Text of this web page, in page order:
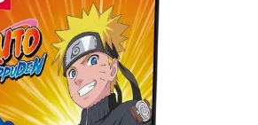
Jantar